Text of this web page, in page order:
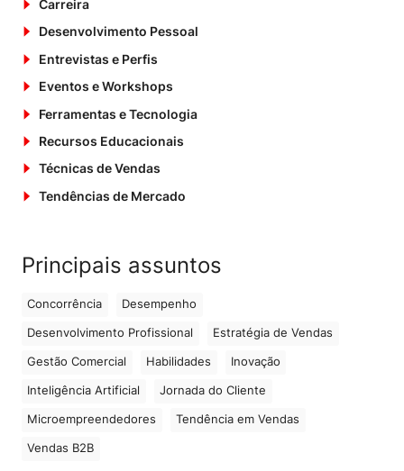
Carreira
Desenvolvimento Pessoal
Entrevistas e Perfis
Eventos e Workshops
Ferramentas e Tecnologia
Recursos Educacionais
Técnicas de Vendas
Tendências de Mercado
Principais assuntos
Concorrência Desempenho
Desenvolvimento Profissional Estratégia de Vendas
Gestão Comercial Habilidades Inovação
Inteligência Artificial Jornada do Cliente
Microempreendedores Tendência em Vendas
Vendas B2B